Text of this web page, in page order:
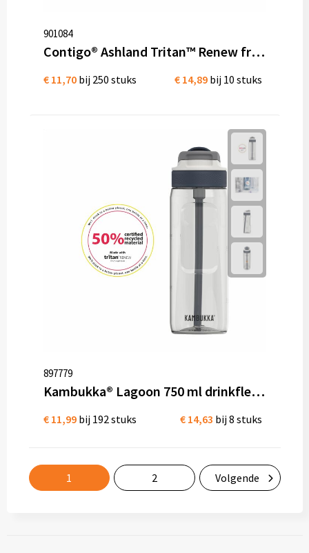
901084
Contigo® Ashland Tritan™ Renew from Eastman 720 ml
€ 11,70 bij 250 stuks € 14,89 bij 10 stuks
897779
Kambukka® Lagoon 750 ml drinkfles Tritan renew
€ 11,99 bij 192 stuks € 14,63 bij 8 stuks
1 2 Volgende